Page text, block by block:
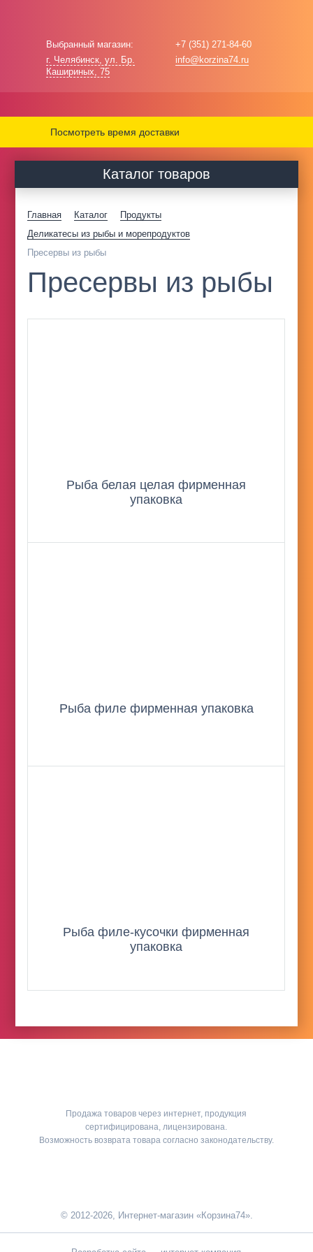
Выбранный магазин:
г. Челябинск, ул. Бр.
Кашириных, 75
+7 (351) 271-84-60
info@korzina74.ru
Посмотреть время доставки
Каталог товаров
Главная Каталог
Продукты
Деликатесы из рыбы и морепродуктов
Пресервы из рыбы
Пресервы из рыбы
Рыба белая целая фирменная
упаковка
Рыба филе фирменная упаковка
Рыба филе-кусочки фирменная
упаковка
Продажа товаров через интернет, продукция
сертифицирована, лицензирована.
Возможность возврата товара согласно законодательству.
© 2012-2026, Интернет-магазин «Корзина74».